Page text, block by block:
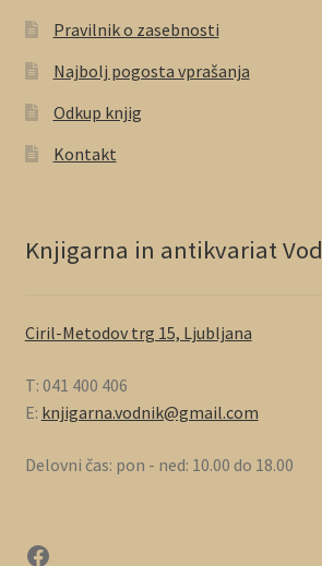
Pravilnik o zasebnosti
Najbolj pogosta vprašanja
Odkup knjig
Kontakt
Knjigarna in antikvariat
Ciril-Metodov trg 15, Ljubljana
T: 041 400 406
E: knjigarna.vodnik@gmail.com
Delovni čas: pon - ned: 10.00 do 18.00